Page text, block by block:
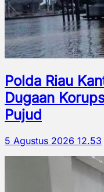
Polda Riau
Dugaan
Pujud
5 Agustus 2026 12.53